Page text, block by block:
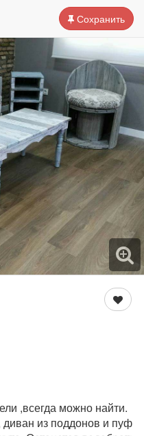
Сохранить
,всегда можно найти.
диван из поддонов и пуф